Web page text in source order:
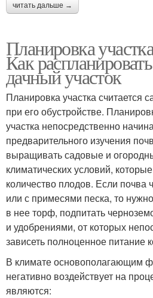
читать дальше →
Планировка
Как
дачный участок
Планировка участка
при его обустройстве.
участка непосредственно
предварительного изучения
выращивать садовые и
климатических условий,
количество плодов. Если почва
или с примесями песка, то
в нее торф, подпитать
и удобрениями, от которых
зависеть полноценное питание
В климате основополагающим
негативно воздействует на
являются: